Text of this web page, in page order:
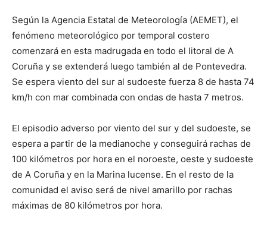
Según la Agencia Estatal de Meteorología (AEMET), el
fenómeno meteorológico por temporal costero
comenzará en esta madrugada en todo el litoral de A
Coruña y se extenderá luego también al de Pontevedra.
Se espera viento del sur al sudoeste fuerza 8 de hasta 74
km/h con mar combinada con ondas de hasta 7 metros.
El episodio adverso por viento del sur y del sudoeste, se
espera a partir de la medianoche y conseguirá rachas de
100 kilómetros por hora en el noroeste, oeste y sudoeste
de A Coruña y en la Marina lucense. En el resto de la
comunidad el aviso será de nivel amarillo por rachas
máximas de 80 kilómetros por hora.